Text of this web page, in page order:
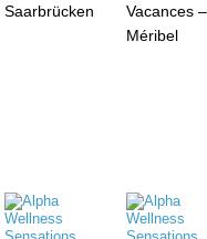
Saarbrücken
Vacances –
Méribel